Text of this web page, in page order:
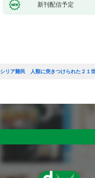
新刊配信予定
シリア難民 人類に突きつけられた２１